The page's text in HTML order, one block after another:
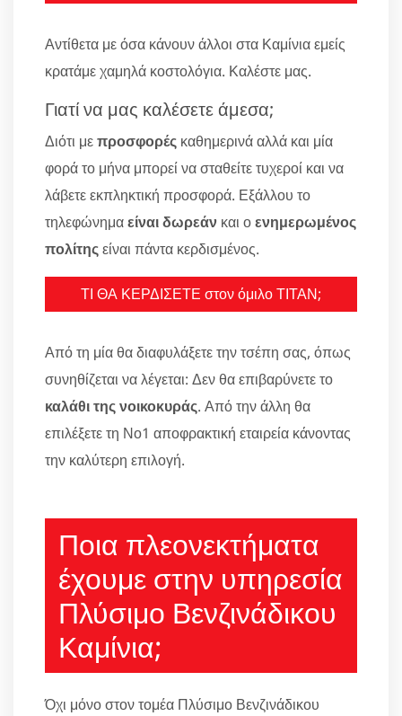
Αντίθετα με όσα κάνουν άλλοι στα Καμίνια εμείς
κρατάμε χαμηλά κοστολόγια. Καλέστε μας.
Γιατί να μας καλέσετε άμεσα;
Διότι μεπροσφορές καθημερινά αλλά και μία
φορά το μήνα μπορεί να σταθείτε τυχεροί και να
λάβετε εκπληκτική προσφορά. Εξάλλου το
τηλεφώνημαείναι δωρεάν και οενημερωμένος
πολίτηςείναι πάντα κερδισμένος.
ΤΙ ΘΑ ΚΕΡΔΙΣΕΤΕ στον όμιλο ΤΙΤΑΝ;
Από τη μία θα διαφυλάξετε την τσέπη σας, όπως
συνηθίζεται να λέγεται: Δεν θα επιβαρύνετε το
καλάθι της νοικοκυράς. Από την άλλη θα
επιλέξετε τη Νο1 αποφρακτική εταιρεία κάνοντας
την καλύτερη επιλογή.
Ποια πλεονεκτήματα
έχουμε στην υπηρεσία
Πλύσιμο Βενζινάδικου
Καμίνια;
Όχι μόνο στον τομέα Πλύσιμο Βενζινάδικου